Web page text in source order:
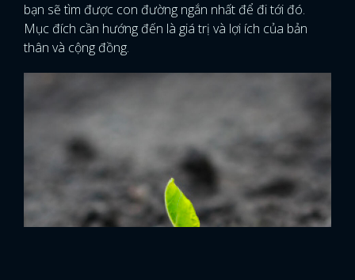
bạn sẽ tìm được con đường ngắn nhất để đi tới đó.
Mục đích cần hướng đến là giá trị và lợi ích của bản
thân và cộng đồng.